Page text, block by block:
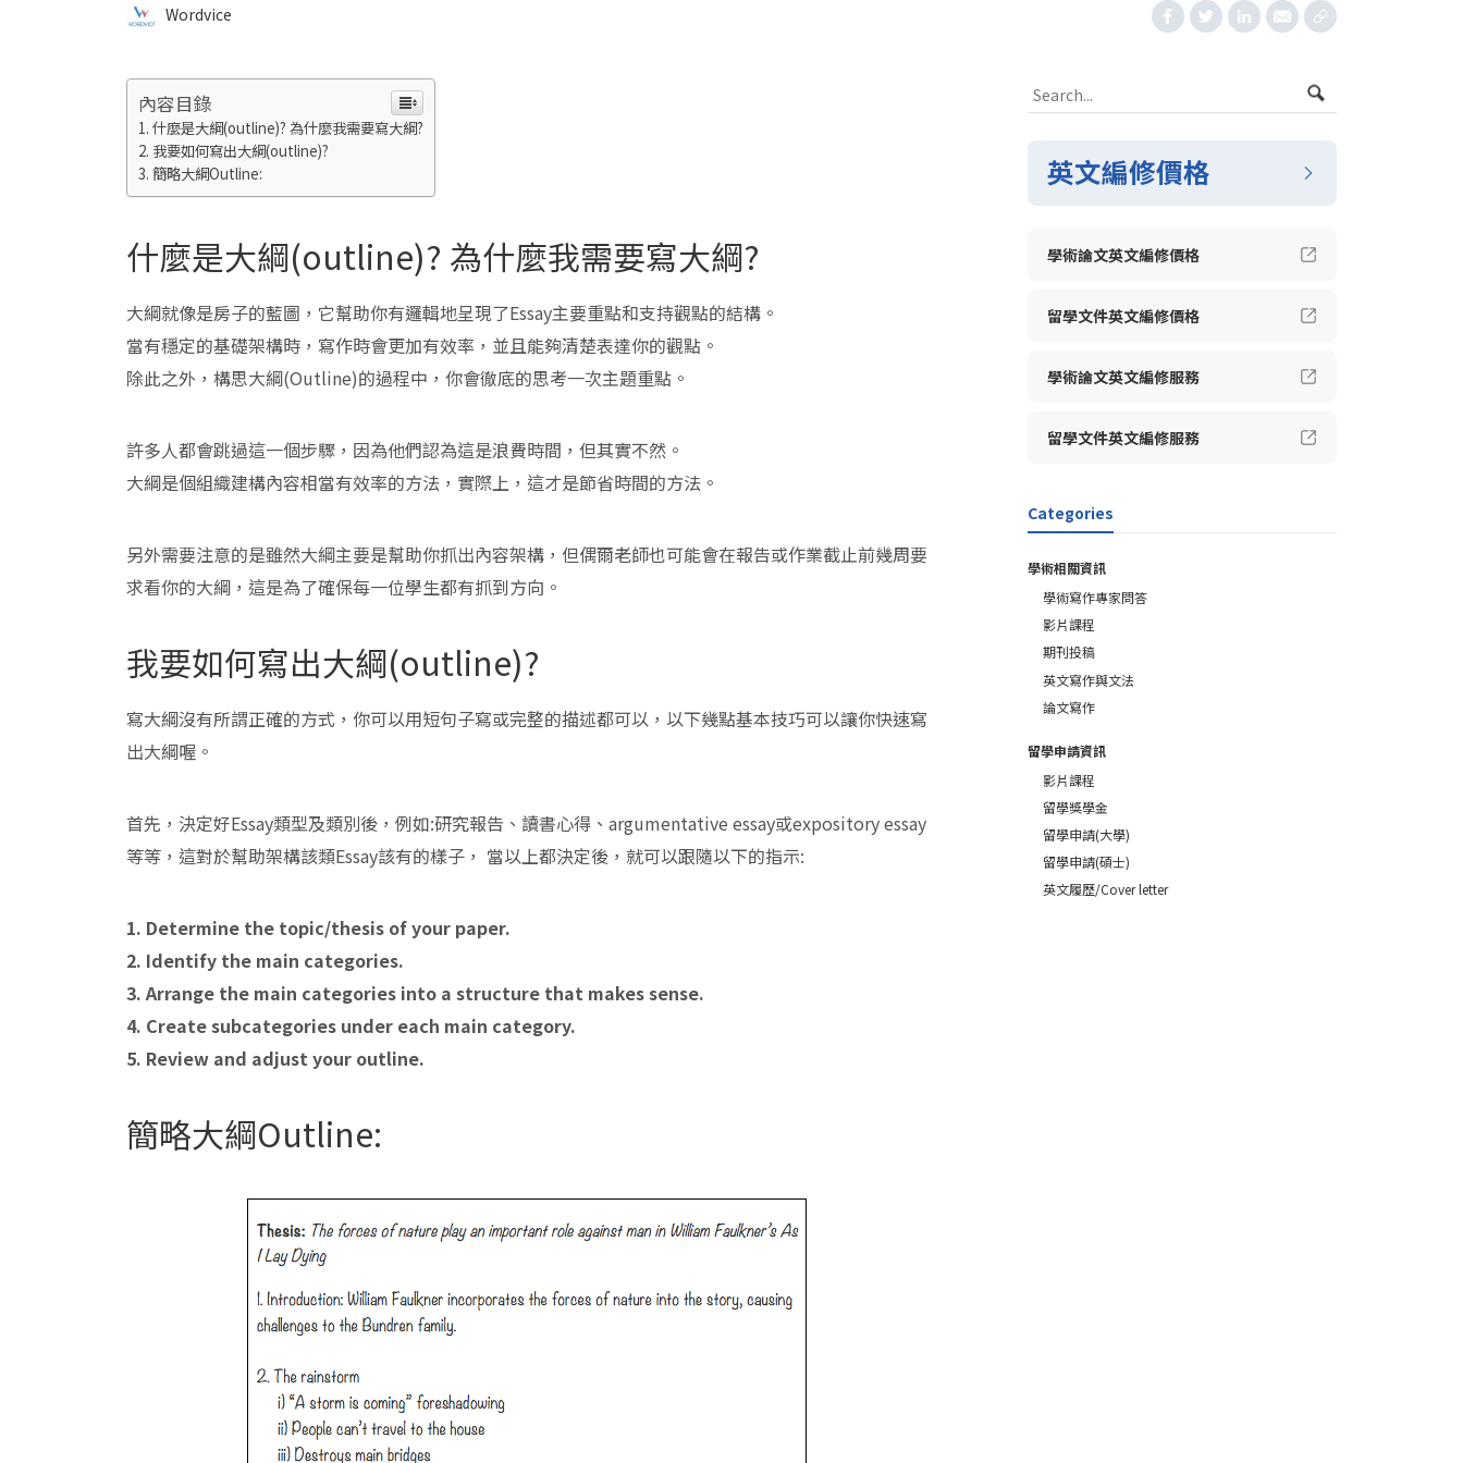
Wordvice
內容目錄
什麼是大綱(outline)? 為什麼我需要寫大綱?
我要如何寫出大綱(outline)?
簡略大綱Outline:
什麼是大綱(outline)? 為什麼我需要寫大綱?
大綱就像是房子的藍圖，它幫助你有邏輯地呈現了Essay主要重點和支持觀點的結構。
當有穩定的基礎架構時，寫作時會更加有效率，並且能夠清楚表達你的觀點。
除此之外，構思大綱(Outline)的過程中，你會徹底的思考一次主題重點。
許多人都會跳過這一個步驟，因為他們認為這是浪費時間，但其實不然。
大綱是個組織建構內容相當有效率的方法，實際上，這才是節省時間的方法。
另外需要注意的是雖然大綱主要是幫助你抓出內容架構，但偶爾老師也可能會在報告或作業截止前幾周要
求看你的大綱，這是為了確保每一位學生都有抓到方向。
我要如何寫出大綱(outline)?
寫大綱沒有所謂正確的方式，你可以用短句子寫或完整的描述都可以，以下幾點基本技巧可以讓你快速寫
出大綱喔。
首先，決定好Essay類型及類別後，例如:研究報告、讀書心得、argumentative essay或expository essay
等等，這對於幫助架構該類Essay該有的樣子， 當以上都決定後，就可以跟隨以下的指示:
1. Determine the topic/thesis of your paper.
2. Identify the main categories.
3. Arrange the main categories into a structure that makes sense.
4. Create subcategories under each main category.
5. Review and adjust your outline.
簡略大綱Outline:
英文編修價格
學術論文英文編修價格
留學文件英文編修價格
學術論文英文編修服務
留學文件英文編修服務
Categories
學術相關資訊
學術寫作專家問答
影片課程
期刊投稿
英文寫作與文法
論文寫作
留學申請資訊
影片課程
留學獎學金
留學申請(大學)
留學申請(碩士)
英文履歷/Cover letter